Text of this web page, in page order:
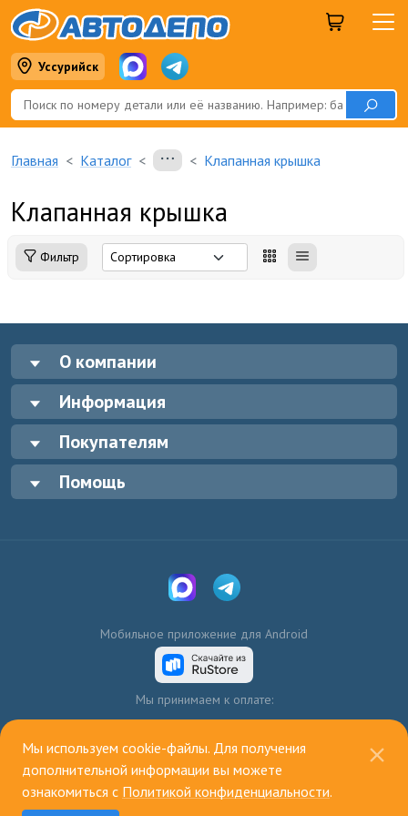
Уссурийск
Главная Каталог Клапанная крышка
Клапанная крышка
Фильтр
О компании
Информация
Покупателям
Помощь
Мобильное приложение для Android
Мы принимаем к оплате:
© 2003—2026, ИП Голенко А.В.
Мы используем cookie-файлы. Для получения
дополнительной информации вы можете
ознакомиться с Политикой конфиденциальности.